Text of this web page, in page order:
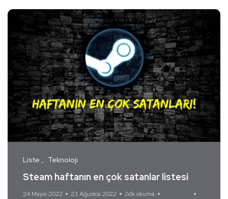
Liste Teknoloji
Steam haftanın en çok satanlar listesi
24 Mayıs 2022 23 Ağustos 2022 2dk okuma